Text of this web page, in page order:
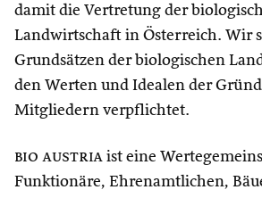
damit die Vertretung der
Landwirtschaft in Österreich. Wir
Grundsätzen der biologischen
den Werten und Idealen der
Mitgliedern verpflichtet.
bio austria ist eine
Funktionäre, Ehrenamtlichen,